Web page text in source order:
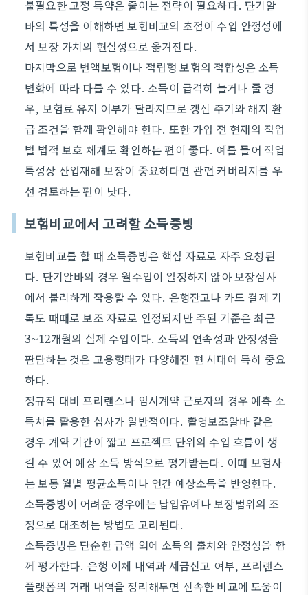
불필요한 고정 특약은 줄이는 전략이 필요하다. 단기알
바의 특성을 이해하면 보험비교의 초점이 수입 안정성에
서 보장 가치의 현실성으로 옮겨진다.
마지막으로 변액보험이나 적립형 보험의 적합성은 소득
변화에 따라 다를 수 있다. 소득이 급격히 늘거나 줄 경
우, 보험료 유지 여부가 달라지므로 갱신 주기와 해지 환
급 조건을 함께 확인해야 한다. 또한 가입 전 현재의 직업
별 법적 보호 체계도 확인하는 편이 좋다. 예를 들어 직업
특성상 산업재해 보장이 중요하다면 관련 커버리지를 우
선 검토하는 편이 낫다.
보험비교에서 고려할 소득증빙
보험비교를 할 때 소득증빙은 핵심 자료로 자주 요청된
다. 단기알바의 경우 월수입이 일정하지 않아 보장심사
에서 불리하게 작용할 수 있다. 은행잔고나 카드 결제 기
록도 때때로 보조 자료로 인정되지만 주된 기준은 최근
3~12개월의 실제 수입이다. 소득의 연속성과 안정성을
판단하는 것은 고용형태가 다양해진 현 시대에 특히 중요
하다.
정규직 대비 프리랜스나 임시계약 근로자의 경우 예측 소
득치를 활용한 심사가 일반적이다. 촬영보조알바 같은
경우 계약 기간이 짧고 프로젝트 단위의 수입 흐름이 생
길 수 있어 예상 소득 방식으로 평가받는다. 이때 보험사
는 보통 월별 평균소득이나 연간 예상소득을 반영한다.
소득증빙이 어려운 경우에는 납입유예나 보장범위의 조
정으로 대조하는 방법도 고려된다.
소득증빙은 단순한 금액 외에 소득의 출처와 안정성을 함
께 평가한다. 은행 이체 내역과 세금신고 여부, 프리랜스
플랫폼의 거래 내역을 정리해두면 신속한 비교에 도움이